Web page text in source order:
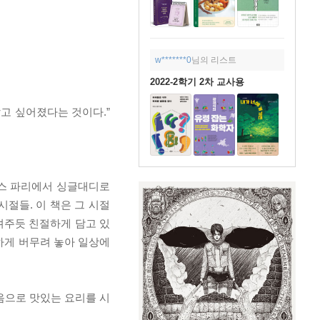
w*******0님의 리스트
2022-2학기 2차 교사용
싶어졌다는 것이다.”
파리에서 싱글대디로
절들. 이 책은 그 시절
듯 친절하게 담고 있
버무려 놓아 일상에
로 맛있는 요리를 시